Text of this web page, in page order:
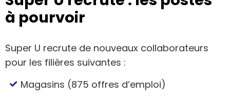
à pourvoir
Super U recrute de nouveaux collaborateurs
pour les filières suivantes :
Magasins (875 offres d’emploi)